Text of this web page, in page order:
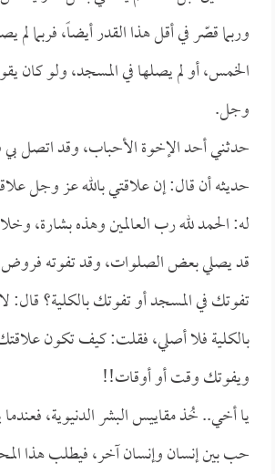
وربما قصّر في أقل هذا القدر أيضاً، فربما
الخمس، أو لم يصلها في المسجد، ولو كان
وجل.
حدثني أحد الإخوة الأحباب، وقد اتصل
حديثه أن قال: إن علاقتي بالله عز وجل
له: الحمد لله رب العالمين وهذه بشارة،
قد يصلي بعض الصلوات، وقد تفوته
تفوتك في المسجد أو تفوتك بالكلية؟ قال:
بالكلية فلا أصلي، فقلت: كيف تكون علاقتك
ويفوتك وقت أو أوقات!!
يا أخي.. خُذ مقاييس البشر الدنيوية،
حب بين إنسان وإنسان آخر، فيطلب هذا